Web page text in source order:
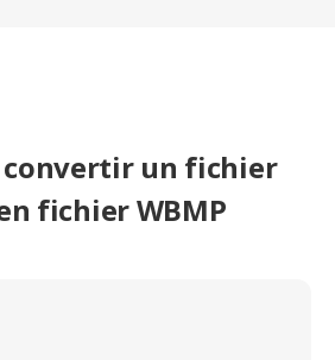
convertir un fichier
fichier WBMP